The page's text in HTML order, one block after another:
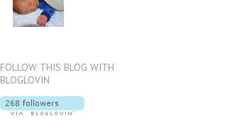
FOLLOW THIS BLOG WITH
BLOGLOVIN